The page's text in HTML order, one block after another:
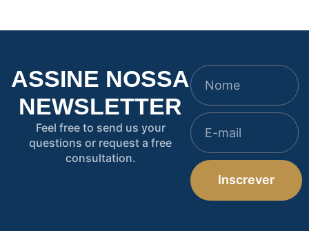
ASSINE NOSSA
NEWSLETTER
Feel free to send us your
questions or request a free
consultation.
Inscrever